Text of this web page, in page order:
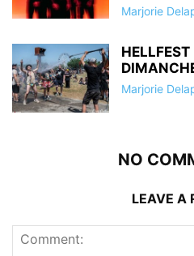
Marjorie
Marjorie
NO
LEAVE A